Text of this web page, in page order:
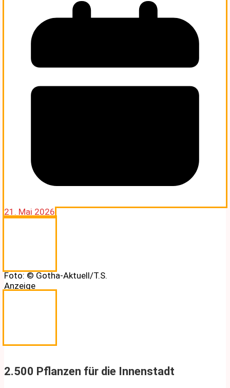
21. Mai 2026
Foto: © Gotha-Aktuell/T.S.
Anzeige
2.500 Pflanzen für die Innenstadt